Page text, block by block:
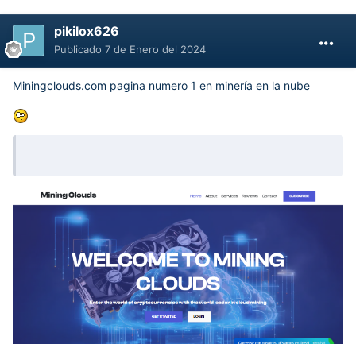
pikilox626
Publicado 7 de Enero del 2024
Miningclouds.com pagina numero 1 en minería en la nube